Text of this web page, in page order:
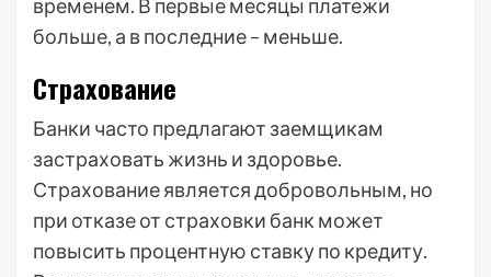
временем. В первые месяцы платежи
больше, а в последние – меньше.
Страхование
Банки часто предлагают заемщикам
застраховать жизнь и здоровье.
Страхование является добровольным, но
при отказе от страховки банк может
повысить процентную ставку по кредиту.